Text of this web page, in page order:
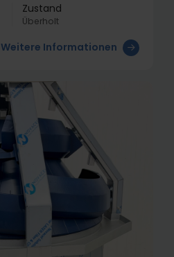
Zustand
Überholt
Weitere Informationen